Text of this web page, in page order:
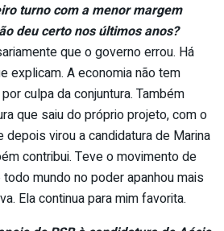
turno com a menor margem
deu certo nos últimos anos?
que o governo errou. Há
explicam. A economia não tem
culpa da conjuntura. Também
que saiu do próprio projeto, com o
depois virou a candidatura de Marina
contribui. Teve o movimento de
mundo no poder apanhou mais
Ela continua para mim favorita.